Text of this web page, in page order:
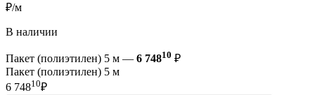
₽/м
В наличии
Пакет (полиэтилен) 5 м — 6 74810 ₽
Пакет (полиэтилен) 5 м
6 74810₽